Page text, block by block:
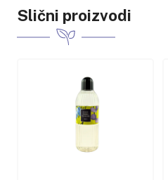
Slični proizvodi